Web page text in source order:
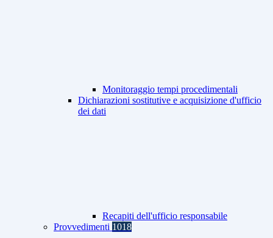
Monitoraggio tempi procedimentali
Dichiarazioni sostitutive e acquisizione d'ufficio
dei dati
Recapiti dell'ufficio responsabile
Provvedimenti 1018